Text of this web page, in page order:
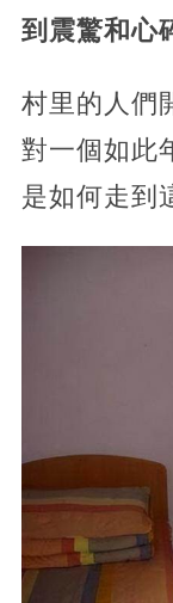
到震驚和心
村里的人們
對一個如此
是如何走到